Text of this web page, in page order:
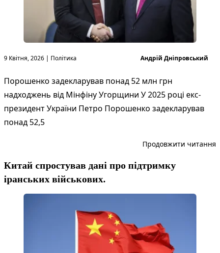
9 Квітня, 2026 | Політика
Опубліковано
Андрій Дніпровський
Порошенко задекларував понад 52 млн грн
надходжень від Мінфіну Угорщини У 2025 році екс-
президент України Петро Порошенко задекларував
понад 52,5
Продовжити читання
Китай спростував дані про підтримку
іранських військових.